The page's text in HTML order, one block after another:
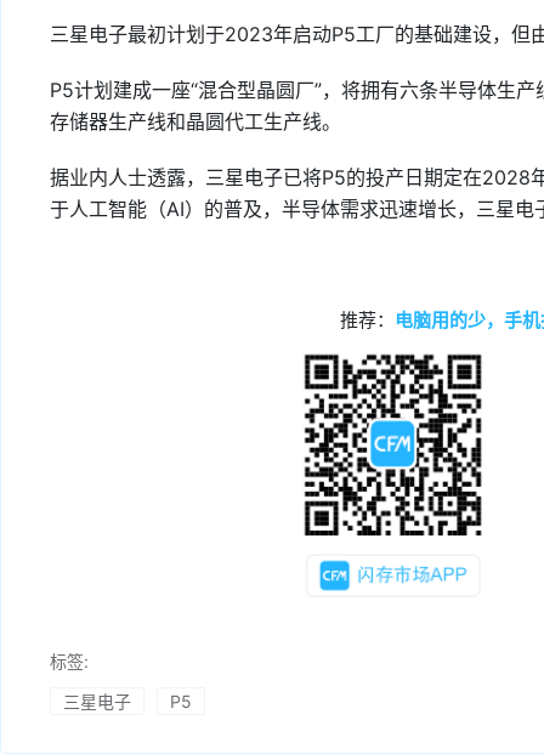
三星电子最初计划于2023年启动P5工厂的基础建设，但
P5计划建成一座“混合型晶圆厂”，将拥有六条半导体生
存储器生产线和晶圆代工生产线。
据业内人士透露，三星电子已将P5的投产日期定在2028
于人工智能（AI）的普及，半导体需求迅速增长，三星电
推荐： 电脑用的少，手
标签:
三星电子
P5